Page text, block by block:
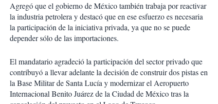
Agregó que el gobierno de México también trabaja por reactivar
la industria petrolera y destacó que en ese esfuerzo es necesaria
la participación de la iniciativa privada, ya que no se puede
depender sólo de las importaciones.
El mandatario agradeció la participación del sector privado que
contribuyó a llevar adelante la decisión de construir dos pistas en
la Base Militar de Santa Lucía y modernizar el Aeropuerto
Internacional Benito Juárez de la Ciudad de México tras la